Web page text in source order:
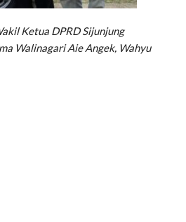
Ketua DPRD Sijunjung
Walinagari Aie Angek, Wahyu